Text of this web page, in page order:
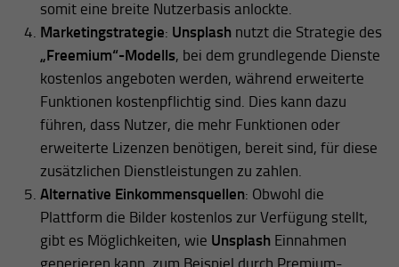
somit eine breite Nutzerbasis anlockte.
Marketingstrategie: Unsplash nutzt die Strategie des
„Freemium“-Modells, bei dem grundlegende Dienste
kostenlos angeboten werden, während erweiterte
Funktionen kostenpflichtig sind. Dies kann dazu
führen, dass Nutzer, die mehr Funktionen oder
erweiterte Lizenzen benötigen, bereit sind, für diese
zusätzlichen Dienstleistungen zu zahlen.
Alternative Einkommensquellen: Obwohl die
Plattform die Bilder kostenlos zur Verfügung stellt,
gibt es Möglichkeiten, wie Unsplash Einnahmen